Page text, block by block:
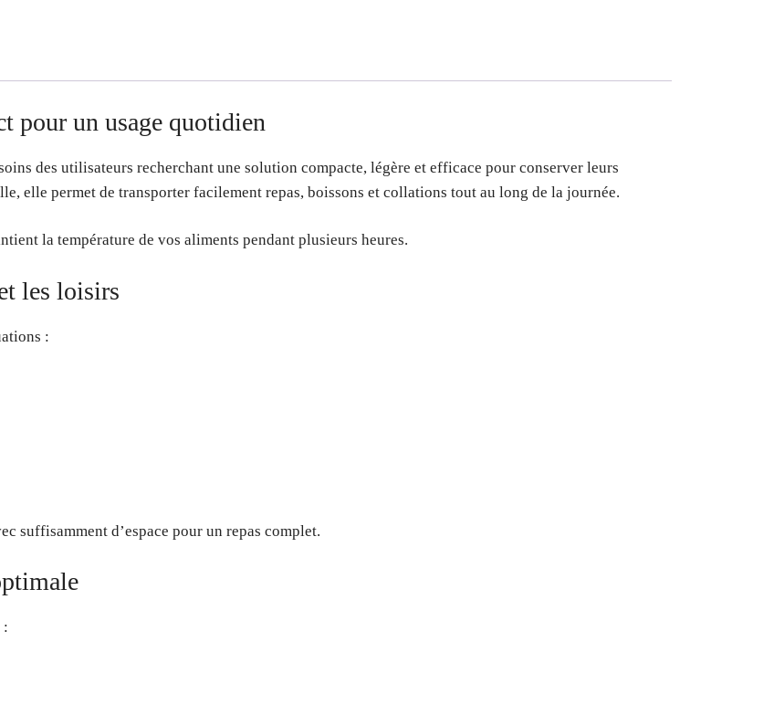
pour un usage quotidien
des utilisateurs recherchant une solution compacte, légère et efficace pour conserver leurs
elle permet de transporter facilement repas, boissons et collations tout au long de la journée.
la température de vos aliments pendant plusieurs heures.
les loisirs
:
suffisamment d’espace pour un repas complet.
: